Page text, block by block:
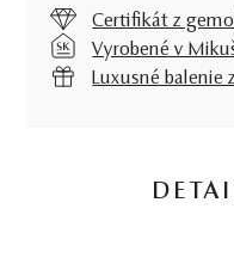
Certifikát z
Vyrobené v
Luxusné balenie